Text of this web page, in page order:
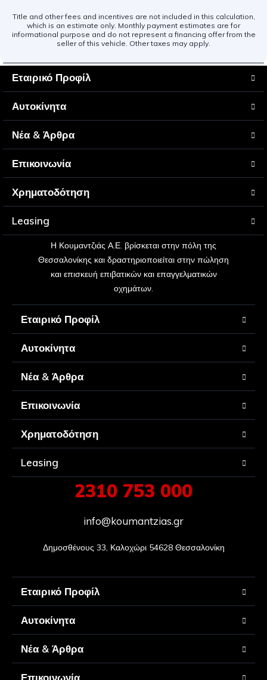
Title and other fees and incentives are not included in this calculation,
which is an estimate only. Monthly payment estimates are for
informational purpose and do not represent a financing offer from the
seller of this vehicle. Other taxes may apply.
Εταιρικό Προφίλ
Αυτοκίνητα
Νέα & Άρθρα
Επικοινωνία
Χρηματοδότηση
Leasing
Η Κουμαντζιάς Α.Ε. βρίσκεται στην πόλη της
Θεσσαλονίκης και δραστηριοποιείται στην πώληση
και επισκευή επιβατικών και επαγγελματικών
οχημάτων.
Εταιρικό Προφίλ
Αυτοκίνητα
Νέα & Άρθρα
Επικοινωνία
Χρηματοδότηση
Leasing
2310 753 000
info@koumantzias.gr
Δημοσθένους 33, Καλοχώρι 54628 Θεσσαλονίκη
Εταιρικό Προφίλ
Αυτοκίνητα
Νέα & Άρθρα
Επικοινωνία